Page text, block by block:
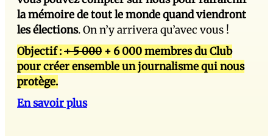
la mémoire de tout le monde quand viendront
les élections. On n’y arrivera qu’avec vous !
Objectif :+ 5 000 + 6 000 membres du Club
pour créer ensemble un journalisme qui nous
protège.
En savoir plus